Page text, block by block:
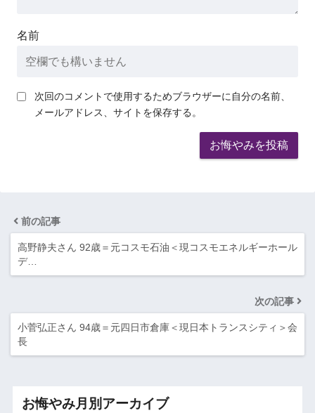
名前
次回のコメントで使用するためブラウザーに自分の名前、
メールアドレス、サイトを保存する。
前の記事
高野静夫さん 92歳＝元コスモ石油＜現コスモエネルギーホール
デ…
次の記事
小菅弘正さん 94歳＝元四日市倉庫＜現日本トランスシティ＞会
長
お悔やみ月別アーカイブ